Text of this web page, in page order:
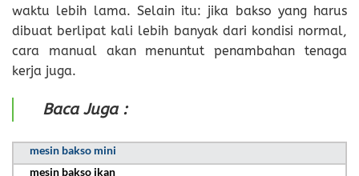
waktu lebih lama. Selain itu: jika bakso yang harus
dibuat berlipat kali lebih banyak dari kondisi normal,
cara manual akan menuntut penambahan tenaga
kerja juga.
Baca Juga :
mesin bakso mini
mesin bakso ikan